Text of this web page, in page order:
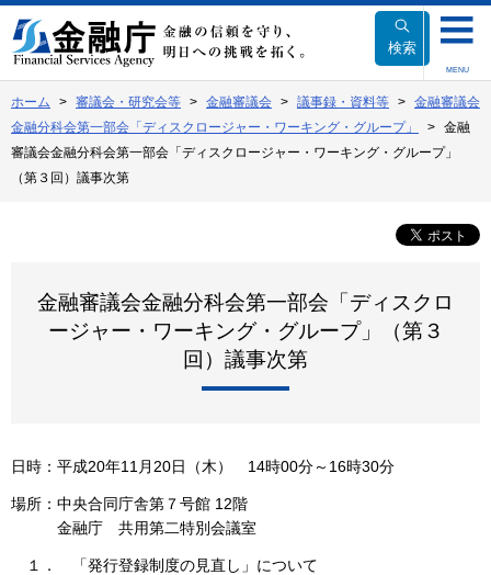
文
へ
動
検索
MENU
ホーム 審議会・研究会等 金融審議会 議事録・資料等
金融審議会
金融分科会第一部会「ディスクロージャー・ワーキング・グループ」
金融
審議会金融分科会第一部会「ディスクロージャー・ワーキング・グループ」
（第３回）議事次第
金融審議会金融分科会第一部会「ディスクロ
ージャー・ワーキング・グループ」（第３
回）議事次第
日時：平成20年11月20日（木） 14時00分～16時30分
場所：中央合同庁舎第７号館 12階
金融庁 共用第二特別会議室
１． 「発行登録制度の見直し」について